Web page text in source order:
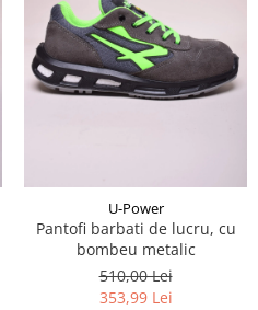
U-Power
Pantofi barbati de lucru, cu
bombeu metalic
510,00 Lei
353,99 Lei